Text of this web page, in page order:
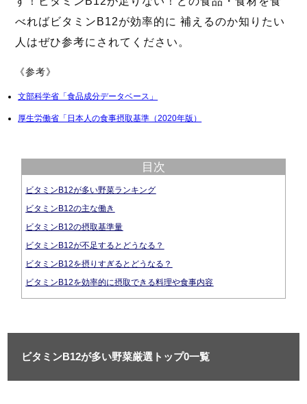
べればビタミンB12が効率的に 補えるのか知りたい
人はぜひ参考にされてください。
《参考》
文部科学省「食品成分データベース」
厚生労働省「日本人の食事摂取基準（2020年版）
目次
ビタミンB12が多い野菜ランキング
ビタミンB12の主な働き
ビタミンB12の摂取基準量
ビタミンB12が不足するとどうなる？
ビタミンB12を摂りすぎるとどうなる？
ビタミンB12を効率的に摂取できる料理や食事内容
ビタミンB12が多い野菜厳選トップ0一覧